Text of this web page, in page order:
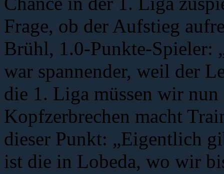
Frage, ob der Aufstieg
Brühl, 1.0-Punkte-Spieler:
war spannender, weil der
die 1. Liga müssen wir
Kopfzerbrechen macht
dieser Punkt: „Eigentlich
ist die in Lobeda, wo wir